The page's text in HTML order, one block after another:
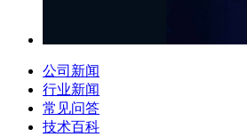
公司新闻
行业新闻
常见问答
技术百科